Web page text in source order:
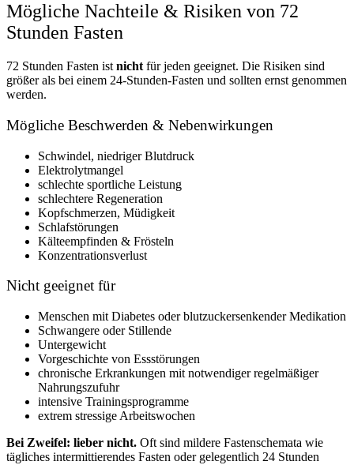
Mögliche Nachteile & Risiken von 72
Stunden Fasten
72 Stunden Fasten ist nicht für jeden geeignet. Die Risiken sind
größer als bei einem 24-Stunden-Fasten und sollten ernst genommen
werden.
Mögliche Beschwerden & Nebenwirkungen
Schwindel, niedriger Blutdruck
Elektrolytmangel
schlechte sportliche Leistung
schlechtere Regeneration
Kopfschmerzen, Müdigkeit
Schlafstörungen
Kälteempfinden & Frösteln
Konzentrationsverlust
Nicht geeignet für
Menschen mit Diabetes oder blutzuckersenkender Medikation
Schwangere oder Stillende
Untergewicht
Vorgeschichte von Essstörungen
chronische Erkrankungen mit notwendiger regelmäßiger
Nahrungszufuhr
intensive Trainingsprogramme
extrem stressige Arbeitswochen
Bei Zweifel: lieber nicht. Oft sind mildere Fastenschemata wie
tägliches intermittierendes Fasten oder gelegentlich 24 Stunden